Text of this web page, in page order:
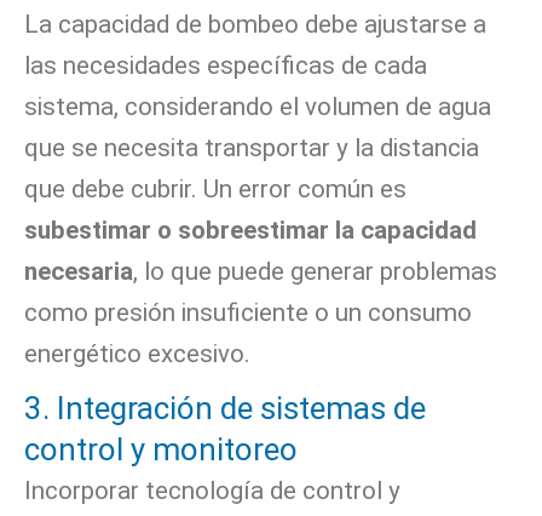
La capacidad de bombeo debe ajustarse a
las necesidades específicas de cada
sistema, considerando el volumen de agua
que se necesita transportar y la distancia
que debe cubrir. Un error común es
subestimar o sobreestimar la capacidad
necesaria, lo que puede generar problemas
como presión insuficiente o un consumo
energético excesivo.
3. Integración de sistemas de
control y monitoreo
Incorporar tecnología de control y